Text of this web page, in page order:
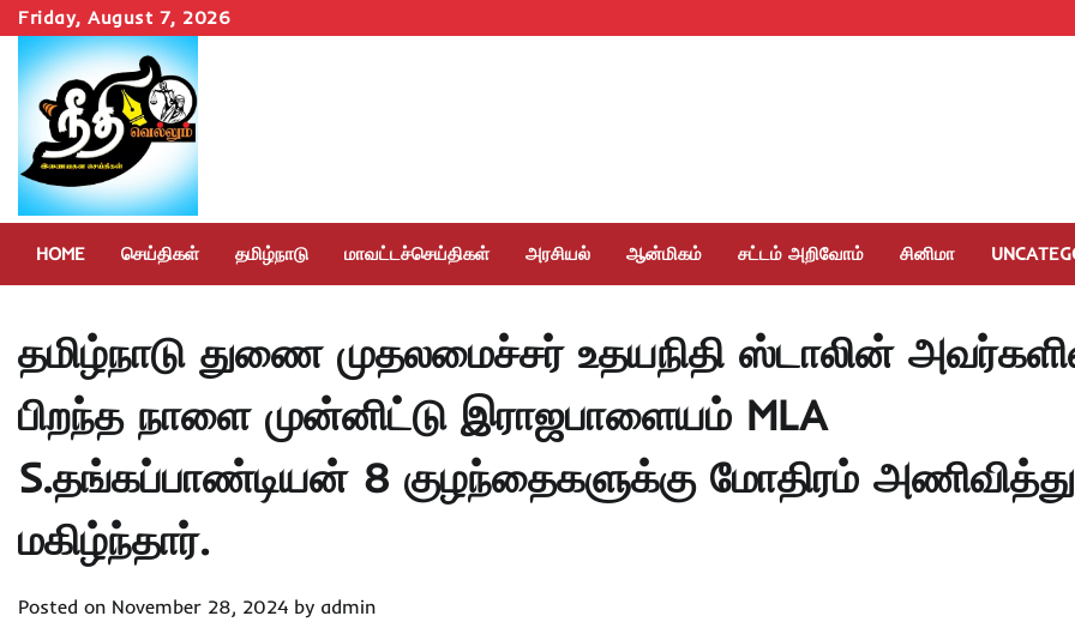
Skip
to
content
Friday, August 7, 2026
HOME செய்திகள் தமிழ்நாடு மாவட்டச்செய்திகள் அரசியல் ஆன்மிகம் சட்டம் அறிவோம் சினிமா
தமிழ்நாடு துணை முதலமைச்சர் உதயநிதி ஸ்டாலின்
பிறந்த நாளை முன்னிட்டு இராஜபாளையம் MLA
S.தங்கப்பாண்டியன் 8 குழந்தைகளுக்கு மோதிரம் அணிவித்து
மகிழ்ந்தார்.
Posted on November 28, 2024 by admin